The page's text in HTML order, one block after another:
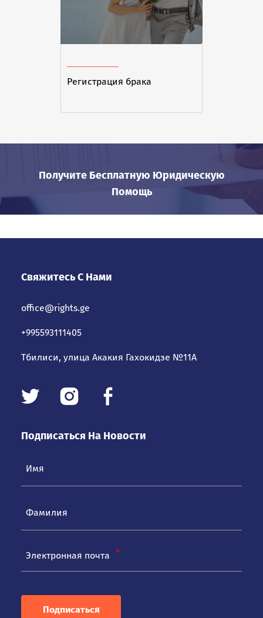
Регистрация брака
Получите Бесплатную Юридическую
Помощь
Свяжитесь С Нами
office@rights.ge
+995593111405
Тбилиси, улица Акакия Гахокидзе №11А
Подписаться На Новости
Электронная почта
Подписаться